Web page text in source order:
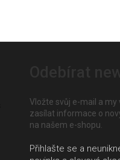
Vložte svůj e-mail a my
zasílat informace o
na našem e-shopu.